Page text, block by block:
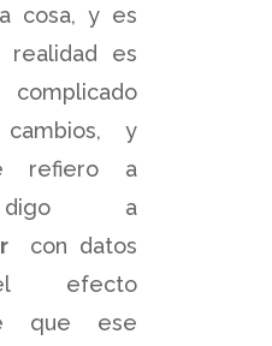
cosa, y es
es
y
refiero a
a
con datos
efecto
que ese